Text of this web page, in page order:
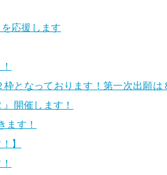
応援します
となっております！第一次出願は
開催します！
ます！
】